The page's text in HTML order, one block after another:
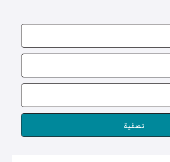
تصفية